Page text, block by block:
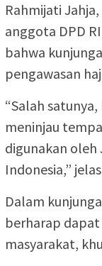
Rahmijati
anggota DPD
bahwa
pengawasan
“Salah
meninjau
digunakan oleh
Indonesia,”
Dalam
berharap
masyarakat,